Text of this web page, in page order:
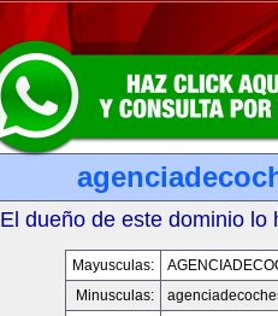
El dueño de este dominio lo
Mayusculas:
Minusculas: